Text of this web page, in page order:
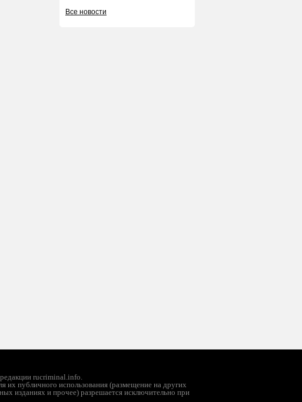
Все новости
редакции rucriminal.info.
их публичного использования (размещение на других
изданиях и прочее) разрешается исключительно при